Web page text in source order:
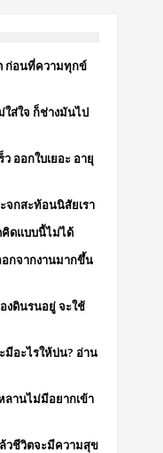
ก่อนที่ความทุกข์
ใส่ใจ ก็ช่างมันไป
ออกใบเยอะ อายุ
จกสะท้อนนิสัยเรา
คิดแบบนี้ไม่ได้
อกจากงานมากขึ้น
งดินรนอยู่ จะใช้
มีอะไรให้บ่น? อ่าน
ลานไม่มีอยากเข้า
วชีวิตจะมีความสุข